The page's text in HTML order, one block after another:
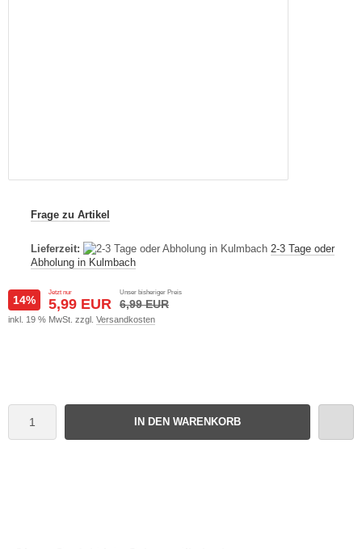
Frage zu Artikel
Lieferzeit:
2-3 Tage oder
Abholung in Kulmbach
Jetzt nur
5,99 EUR
Unser bisheriger Preis
6,99 EUR
14%
inkl. 19 % MwSt. zzgl. Versandkosten
IN DEN WARENKORB